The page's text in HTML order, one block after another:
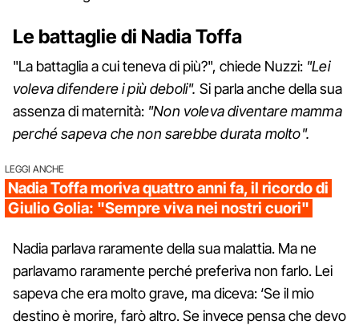
Le battaglie di Nadia Toffa
"La battaglia a cui teneva di più?", chiede Nuzzi: "Lei
voleva difendere i più deboli". Si parla anche della sua
assenza di maternità: "Non voleva diventare mamma
perché sapeva che non sarebbe durata molto".
LEGGI ANCHE
Nadia Toffa moriva quattro anni fa, il ricordo di
Giulio Golia: "Sempre viva nei nostri cuori"
Nadia parlava raramente della sua malattia. Ma ne
parlavamo raramente perché preferiva non farlo. Lei
sapeva che era molto grave, ma diceva: ‘Se il mio
destino è morire, farò altro. Se invece pensa che devo